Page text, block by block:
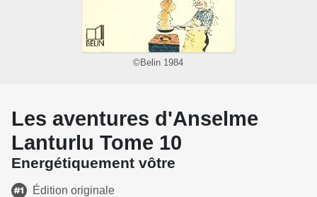
©Belin 1984
Les aventures d'Anselme
Lanturlu Tome 10
Energétiquement vôtre
Édition originale